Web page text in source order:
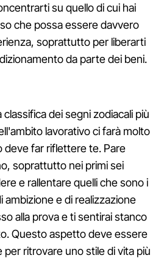
su quello di cui hai
che possa essere davvero
soprattutto per liberarti
da parte dei beni.
dei segni zodiacali più
lavorativo ci farà molto
far riflettere te. Pare
soprattutto nei primi sei
e rallentare quelli che sono i
ambizione e di realizzazione
alla prova e ti sentirai stanco
Questo aspetto deve essere
ritrovare uno stile di vita più